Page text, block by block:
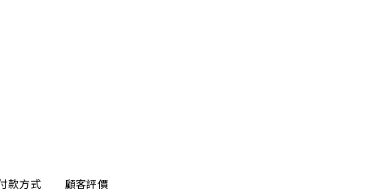
款方式 顧客評價